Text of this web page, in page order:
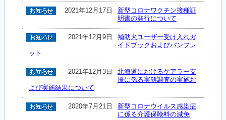
2021年12月17日
新型コロナワクチン接種証
明書の発行について
2021年12月9日
補助犬ユーザー受け入れガ
イドブックおよびパンフレ
ット
2021年12月3日
北海道におけるケアラー支
援に係る実態調査の実施お
よび実施結果について
2020年7月21日
新型コロナウイルス感染症
に係る介護保険料の減免